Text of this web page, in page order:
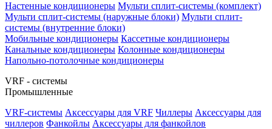
Настенные кондиционеры Мульти сплит-системы (комплект)
Мульти сплит-системы (наружные блоки) Мульти сплит-
системы (внутренние блоки)
Мобильные кондиционеры Кассетные кондиционеры
Канальные кондиционеры Колонные кондиционеры
Напольно-потолочные кондиционеры
VRF - системы
Промышленные
VRF-системы Аксессуары для VRF Чиллеры Аксессуары для
чиллеров Фанкойлы Аксессуары для фанкойлов